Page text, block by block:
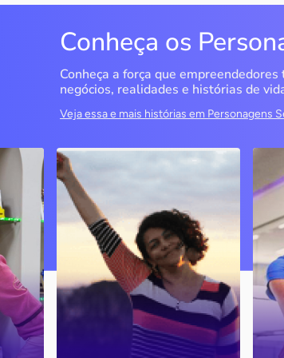
Conheça os
Conheça a força que
negócios, realidades e histórias de
Veja essa e mais histórias em Personagens
no
Seriema Ecoturismo
Rio da Conceição / TO
O objetivo era ter um CNPJ
para fazer cursos, mas o
negócio se tornou a
principal empresa do
segmento das Serras Gerais
(TO)
A